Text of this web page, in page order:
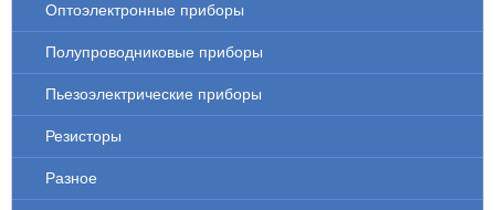
Оптоэлектронные приборы
Полупроводниковые приборы
Пьезоэлектрические приборы
Резисторы
Разное